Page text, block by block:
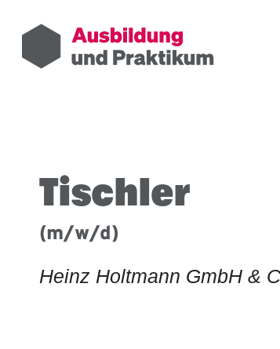
Tischler
(m/w/d)
Heinz Holtmann GmbH &